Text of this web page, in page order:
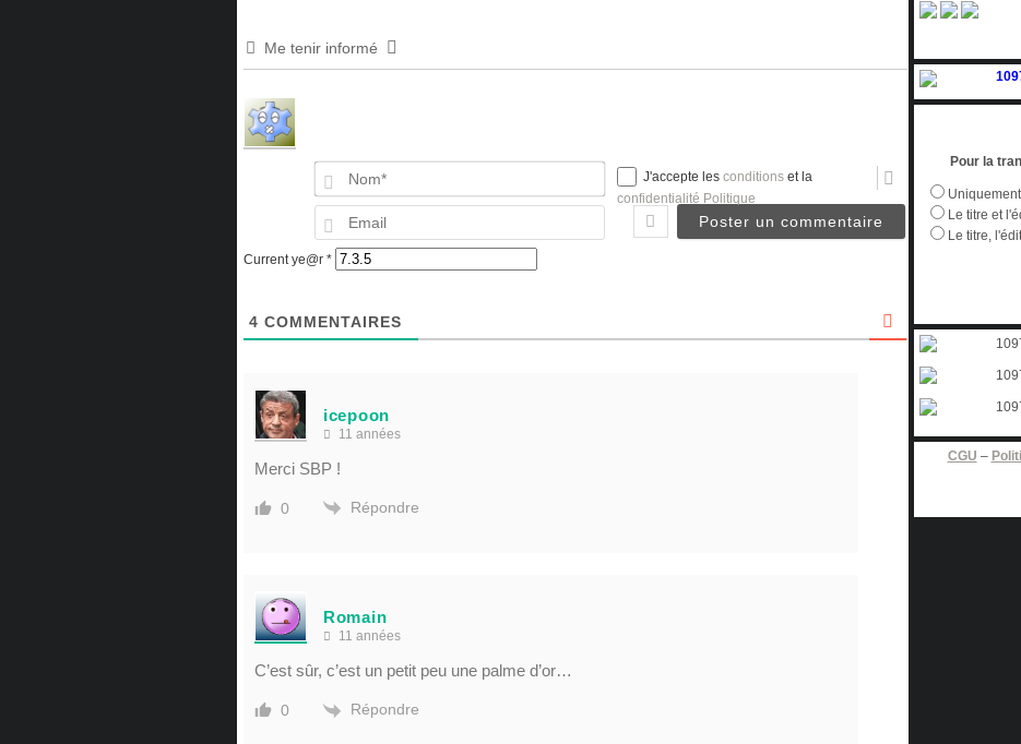
Me tenir informé
Nom*
J'accepte les conditions et la
confidentialité Politique
Current ye@r *
4 COMMENTAIRES
icepoon
11 années
Merci SBP !
0 Répondre
Romain
11 années
C’est sûr, c’est un petit peu une palme d’or…
0 Répondre
Pour la
Le titre et
Le titre,
CGU –